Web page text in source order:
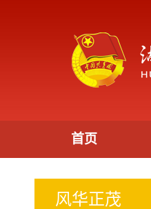
首页
风华正茂